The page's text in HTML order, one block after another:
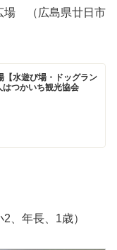
場 （広島県廿日市
【水遊び場・ドッグラン
つかいち観光協会
、年長、1歳）